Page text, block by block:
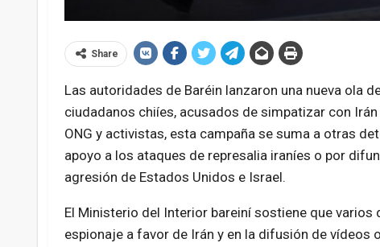
Share
Las autoridades de Baréin lanzaron una nueva ola
ciudadanos chiíes, acusados de simpatizar con
ONG y activistas, esta campaña se suma a otras
apoyo a los ataques de represalia iraníes o por
agresión de Estados Unidos e Israel.
El Ministerio del Interior bareiní sostiene que
espionaje a favor de Irán y en la difusión de vídeos